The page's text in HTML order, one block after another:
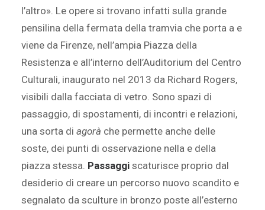
l’altro». Le opere si trovano infatti sulla grande
pensilina della fermata della tramvia che porta a e
viene da Firenze, nell’ampia Piazza della
Resistenza e all’interno dell’Auditorium del Centro
Culturali, inaugurato nel 2013 da Richard Rogers,
visibili dalla facciata di vetro. Sono spazi di
passaggio, di spostamenti, di incontri e relazioni,
una sorta di agorà che permette anche delle
soste, dei punti di osservazione nella e della
piazza stessa. Passaggi scaturisce proprio dal
desiderio di creare un percorso nuovo scandito e
segnalato da sculture in bronzo poste all’esterno